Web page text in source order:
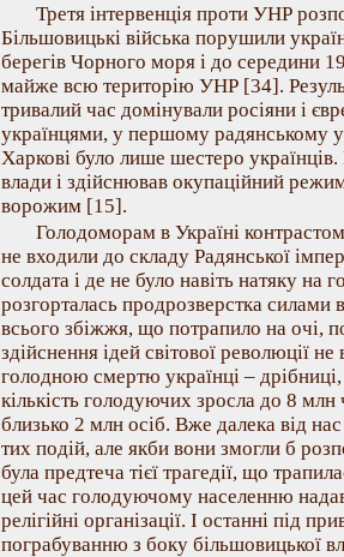
Третя інтервенція проти УНР
Більшовицькі війська порушили
берегів Чорного моря і до середини
майже всю територію УНР [34].
тривалий час домінували росіяни і
українцями, у першому радянському
Харкові було лише шестеро
влади і здійснював окупаційний
ворожим [15].
Голодоморам в Україні
не входили до складу Радянської
солдата і де не було навіть натяку на
розгорталась продрозверстка силами
всього збіжжя, що потрапило на очі,
здійснення ідей світової революції
голодною смертю українці –
кількість голодуючих зросла до 8
близько 2 млн осіб. Вже далека від
тих подій, але якби вони змогли б
була предтеча тієї трагедії, що
цей час голодуючому населенню
релігійні організації. І останні під
пограбуванню з боку більшовицької